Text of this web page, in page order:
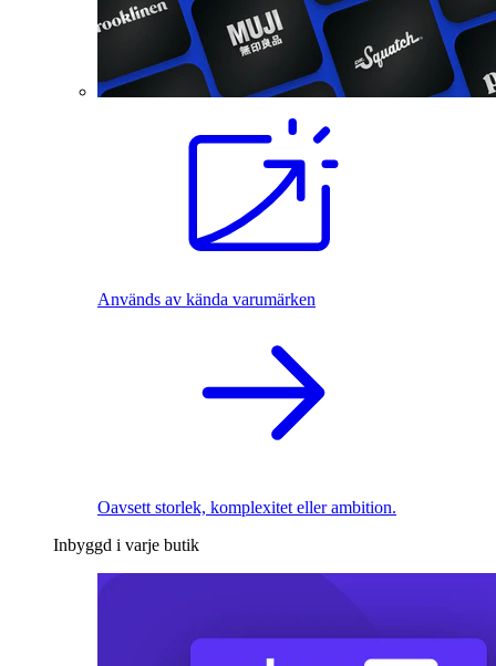
Används av kända varumärken
Oavsett storlek, komplexitet eller ambition.
Inbyggd i varje butik